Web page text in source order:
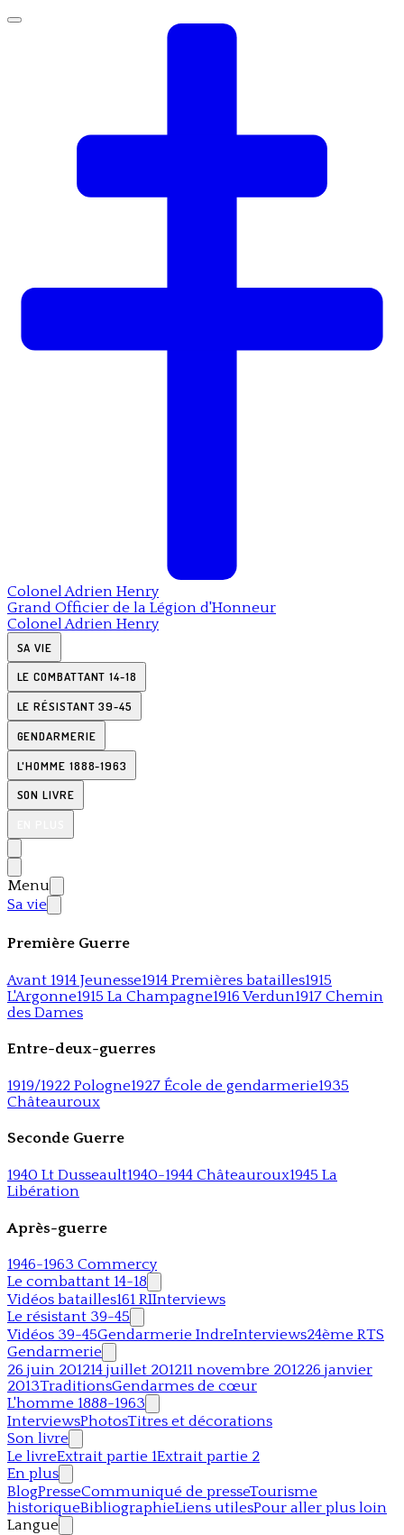
ColonelAdrien Henry
Grand Officier de la Légion d'Honneur
ColonelAdrien Henry
SA VIE
LE COMBATTANT 14-18
LE RÉSISTANT 39-45
GENDARMERIE
L'HOMME 1888-1963
SON LIVRE
Menu
Sa vie
Première Guerre
Avant 1914 Jeunesse1914 Premières batailles1915
L'Argonne1915 La Champagne1916 Verdun1917 Chemin
des Dames
Entre-deux-guerres
1919/1922 Pologne1927 École de gendarmerie1935
Châteauroux
Seconde Guerre
1940 Lt Dusseault1940-1944 Châteauroux1945 La
Libération
Après-guerre
1946-1963 Commercy
Le combattant 14-18
Vidéos batailles161 RIInterviews
Le résistant 39-45
Vidéos 39-45Gendarmerie IndreInterviews24ème RTS
Gendarmerie
26 juin 201214 juillet 201211 novembre 201226 janvier
2013TraditionsGendarmes de cœur
L'homme 1888-1963
InterviewsPhotosTitres et décorations
Son livre
Le livreExtrait partie 1Extrait partie 2
En plus
BlogPresseCommuniqué de presseTourisme
historiqueBibliographieLiens utilesPour aller plus loin
Langue